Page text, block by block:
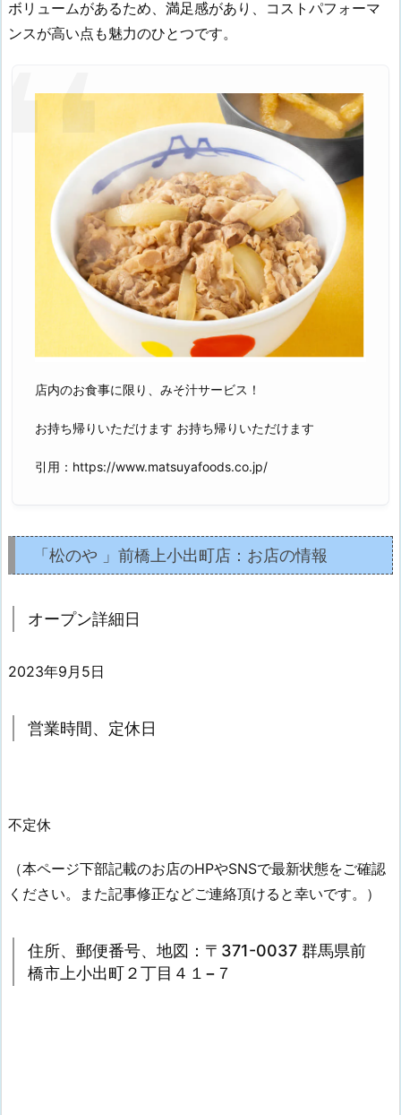
ボリュームがあるため、満足感があり、コストパフォーマ
ンスが高い点も魅力のひとつです。
店内のお食事に限り、みそ汁サービス！
お持ち帰りいただけます お持ち帰りいただけます
引用：https://www.matsuyafoods.co.jp/
「松のや 」前橋上小出町店：お店の情報
オープン詳細日
2023年9月5日
営業時間、定休日
不定休
（本ページ下部記載のお店のHPやSNSで最新状態をご確認
ください。また記事修正などご連絡頂けると幸いです。）
住所、郵便番号、地図：〒371-0037 群馬県前
橋市上小出町２丁目４１−７